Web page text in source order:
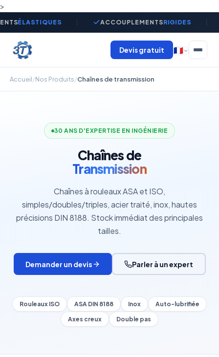
>
ÉLASTIQUES ACCOUPLEMENTSRIGIDES
Devis gratuit 🇫🇷
Accueil/Nos Produits/Chaînes de transmission
30 ANS D'EXPERTISE EN INGÉNIERIE
Chaînes de
Transmission
Chaînes à rouleaux ASA et ISO,
simples/doubles/triples, acier traité, inox, hautes
précisions DIN 8188. Stock immédiat des principales
tailles.
Demander un devis Parler à un expert
Rouleaux ISO ASA DIN 8188 Inox Auto-lubrifiée
Axes creux Double pas